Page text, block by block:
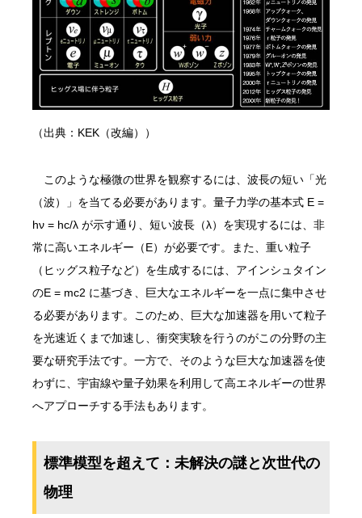
（出典：KEK（改編））
このような極微の世界を観察するには、波長の短い「光
（波）」を当てる必要があります。量子力学の基本式 E =
hν = hc/λ が示す通り、短い波長（λ）を実現するには、非
常に高いエネルギー（E）が必要です。また、重い粒子
（ヒッグス粒子など）を生成するには、アインシュタイン
のE = mc2 に基づき、巨大なエネルギーを一点に集中させ
る必要があります。このため、巨大な加速器を用いて粒子
を光速近くまで加速し、衝突実験を行うのがこの分野の主
要な研究手法です。一方で、そのような巨大な加速器を使
わずに、宇宙線や量子効果を利用して高エネルギーの世界
へアプローチする手法もあります。
標準模型を超えて：未解決の謎と次世代の
物理